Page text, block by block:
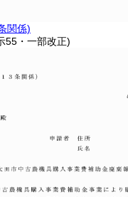
関係)
55・一部改正)